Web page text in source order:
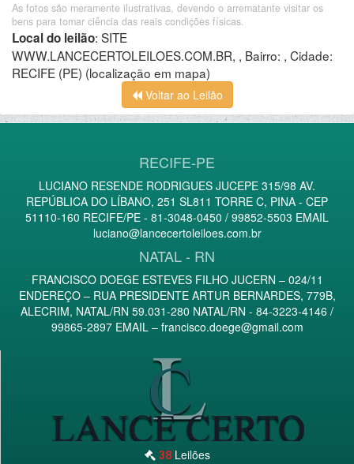
As fotos são meramente ilustrativas, devendo o arrematante visitar os
bens para tomar ciência das reais condições físicas.
Local do leilão: SITE
WWW.LANCECERTOLEILOES.COM.BR, , Bairro: , Cidade:
RECIFE (PE) (localização em mapa)
Voltar ao Leilão
RECIFE-PE
LUCIANO RESENDE RODRIGUES JUCEPE 315/98 AV.
REPÚBLICA DO LÍBANO, 251 SL811 TORRE C, PINA - CEP
51110-160 RECIFE/PE - 81-3048-0450 / 99852-5503 EMAIL
luciano@lancecertoleiloes.com.br
NATAL - RN
FRANCISCO DOEGE ESTEVES FILHO JUCERN – 024/11
ENDEREÇO – RUA PRESIDENTE ARTUR BERNARDES, 779B,
ALECRIM, NATAL/RN 59.031-280 NATAL/RN - 84-3223-4146 /
99865-2897 EMAIL – francisco.doege@gmail.com
38 Leilões